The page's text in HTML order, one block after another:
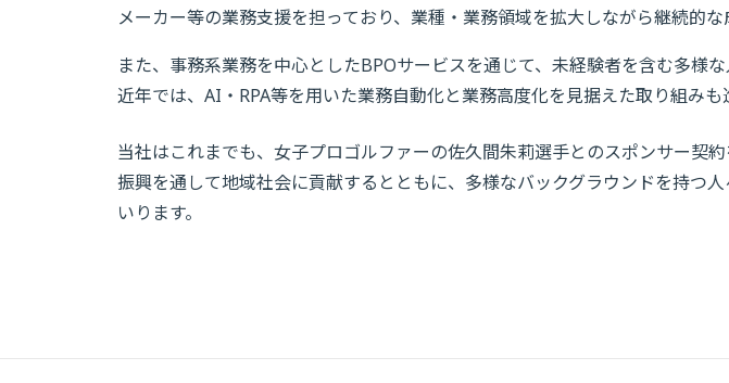
メーカー等の業務支援を担っており、業種・業務領域を拡大しながら継続的な
また、事務系業務を中心としたBPOサービスを通じて、未経験者を含む多様
近年では、AI・RPA等を用いた業務自動化と業務高度化を見据えた取り組みも
当社はこれまでも、女子プロゴルファーの佐久間朱莉選手とのスポンサー契
振興を通して地域社会に貢献するとともに、多様なバックグラウンドを持つ
いります。